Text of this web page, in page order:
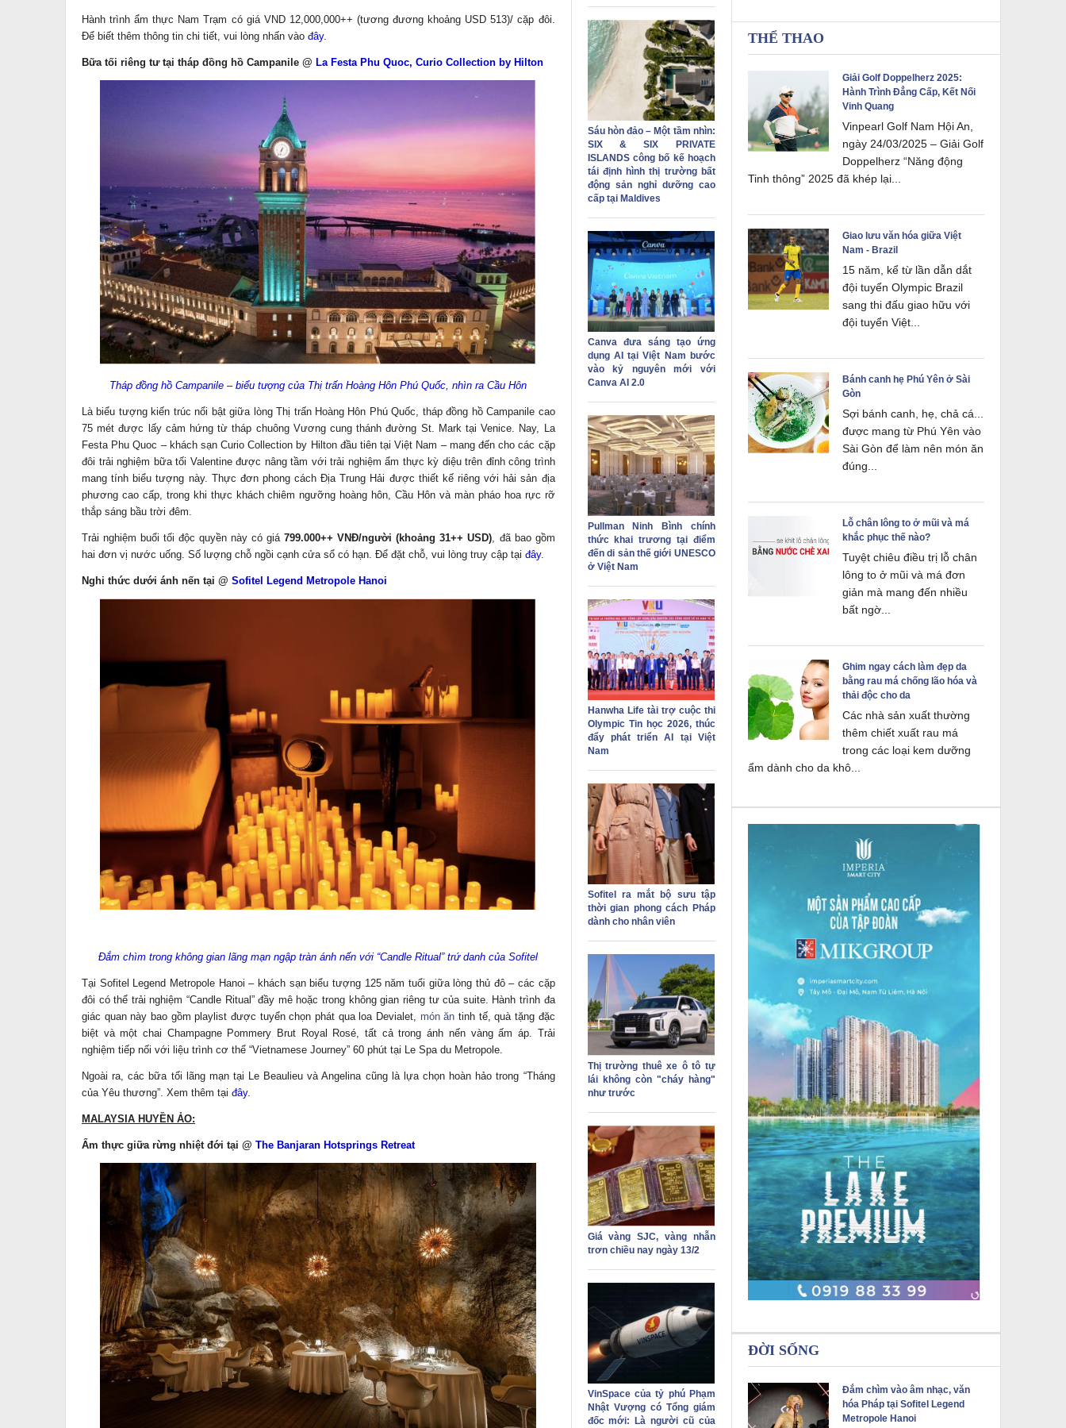
Hành trình ẩm thực Nam Trạm có giá VND 12,000,000++ (tương đương khoảng USD 513)/ cặp đôi.
Để biết thêm thông tin chi tiết, vui lòng nhấn vào đây.
Bữa tối riêng tư tại tháp đồng hồ Campanile @ La Festa Phu Quoc, Curio Collection by Hilton
Tháp đồng hồ Campanile – biểu tượng của Thị trấn Hoàng Hôn Phú Quốc, nhìn ra Cầu Hôn
Là biểu tượng kiến trúc nổi bật giữa lòng Thị trấn Hoàng Hôn Phú Quốc, tháp đồng hồ Campanile cao
75 mét được lấy cảm hứng từ tháp chuông Vương cung thánh đường St. Mark tại Venice. Nay, La
Festa Phu Quoc – khách sạn Curio Collection by Hilton đầu tiên tại Việt Nam – mang đến cho các cặp
đôi trải nghiệm bữa tối Valentine được nâng tầm với trải nghiệm ẩm thực kỳ diệu trên đỉnh công trình
mang tính biểu tượng này. Thực đơn phong cách Địa Trung Hải được thiết kế riêng với hải sản địa
phương cao cấp, trong khi thực khách chiêm ngưỡng hoàng hôn, Cầu Hôn và màn pháo hoa rực rỡ
thắp sáng bầu trời đêm.
Trải nghiệm buổi tối độc quyền này có giá799.000++ VNĐ/người (khoảng 31++ USD) , đã bao gồm
hai đơn vị nước uống. Số lượng chỗ ngồi cạnh cửa sổ có hạn. Để đặt chỗ, vui lòng truy cập tại đây.
Nghi thức dưới ánh nến tại @ Sofitel Legend Metropole Hanoi
Đắm chìm trong không gian lãng mạn ngập tràn ánh nến với “Candle Ritual” trứ danh của Sofitel
Tại Sofitel Legend Metropole Hanoi – khách sạn biểu tượng 125 năm tuổi giữa lòng thủ đô – các cặp
đôi có thể trải nghiệm “Candle Ritual” đầy mê hoặc trong không gian riêng tư của suite. Hành trình đa
giác quan này bao gồm playlist được tuyển chọn phát qua loa Devialet, món ăn tinh tế, quà tặng đặc
biệt và một chai Champagne Pommery Brut Royal Rosé, tất cả trong ánh nến vàng ấm áp. Trải
nghiệm tiếp nối với liệu trình cơ thể “Vietnamese Journey” 60 phút tại Le Spa du Metropole.
Ngoài ra, các bữa tối lãng mạn tại Le Beaulieu và Angelina cũng là lựa chọn hoàn hảo trong “Tháng
của Yêu thương”. Xem thêm tại đây.
MALAYSIA HUYỀN ẢO:
Ẩm thực giữa rừng nhiệt đới tại @ The Banjaran Hotsprings Retreat
Sáu hòn đảo – Một tầm nhìn:
SIX & SIX PRIVATE
ISLANDS công bố kế hoạch
tái định hình thị trường bất
động sản nghỉ dưỡng cao
cấp tại Maldives
Canva đưa sáng tạo ứng
dụng AI tại Việt Nam bước
vào kỷ nguyên mới với
Canva AI 2.0
Pullman Ninh Bình chính
thức khai trương tại điểm
đến di sản thế giới UNESCO
ở Việt Nam
Hanwha Life tài trợ cuộc thi
Olympic Tin học 2026, thúc
đẩy phát triển AI tại Việt
Nam
Sofitel ra mắt bộ sưu tập
thời gian phong cách Pháp
dành cho nhân viên
Thị trường thuê xe ô tô tự
lái không còn "cháy hàng"
như trước
Giá vàng SJC, vàng nhẫn
trơn chiều nay ngày 13/2
VinSpace của tỷ phú Phạm
Nhật Vượng có Tổng giám
đốc mới: Là người cũ của
THỂ THAO
Giải Golf Doppelherz 2025:
Hành Trình Đẳng Cấp, Kết Nối
Vinh Quang
Vinpearl Golf Nam Hội An,
ngày 24/03/2025 – Giải Golf
Doppelherz “Năng động
Tinh thông” 2025 đã khép lại...
Giao lưu văn hóa giữa Việt
Nam - Brazil
15 năm, kể từ lần dẫn dắt
đội tuyển Olympic Brazil
sang thi đấu giao hữu với
đội tuyển Việt...
Bánh canh hẹ Phú Yên ở Sài
Gòn
Sợi bánh canh, hẹ, chả cá...
được mang từ Phú Yên vào
Sài Gòn để làm nên món ăn
đúng...
Lỗ chân lông to ở mũi và má
khắc phục thế nào?
Tuyệt chiêu điều trị lỗ chân
lông to ở mũi và má đơn
giản mà mang đến nhiều
bất ngờ...
Ghim ngay cách làm đẹp da
bằng rau má chống lão hóa và
thải độc cho da
Các nhà sản xuất thường
thêm chiết xuất rau má
trong các loại kem dưỡng
ẩm dành cho da khô...
ĐỜI SỐNG
Đắm chìm vào âm nhạc, văn
hóa Pháp tại Sofitel Legend
Metropole Hanoi